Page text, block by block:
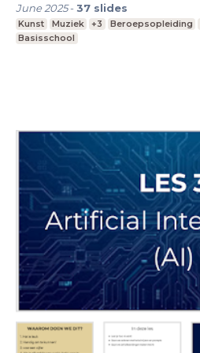
June 2025-37 slides
Kunst Muziek +3 Beroepsopleiding
Basisschool